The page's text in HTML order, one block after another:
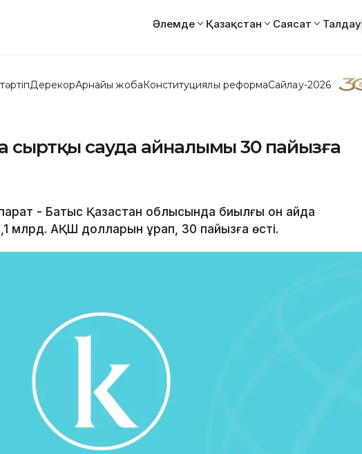
Әлемде Қазақстан Саясат Талдау
ДерекқорАрнайы жобаКонституциялық реформаСайлау-2026
сыртқы сауда айналымы 30 пайызға
- Батыс Қазақстан облысында биылғы он айда
млрд. АҚШ долларын құрап, 30 пайызға өсті.